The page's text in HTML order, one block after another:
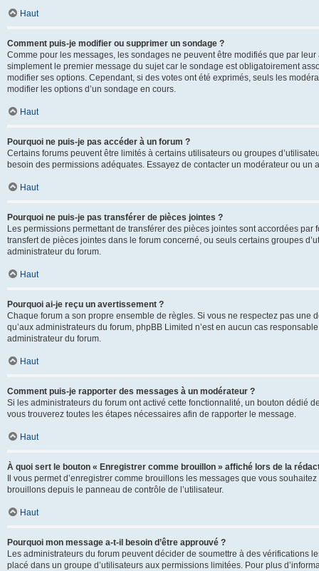
Haut
Comment puis-je modifier ou supprimer un sondage ?
Comme pour les messages, les sondages ne peuvent être modifiés que par
simplement le premier message du sujet car le sondage est obligatoirement
modifier ses options. Cependant, si des votes ont été exprimés, seuls les
modifier les options d’un sondage en cours.
Haut
Pourquoi ne puis-je pas accéder à un forum ?
Certains forums peuvent être limités à certains utilisateurs ou groupes
besoin des permissions adéquates. Essayez de contacter un modérateur ou
Haut
Pourquoi ne puis-je pas transférer de pièces jointes ?
Les permissions permettant de transférer des pièces jointes sont accordées
transfert de pièces jointes dans le forum concerné, ou seuls certains groupes
administrateur du forum.
Haut
Pourquoi ai-je reçu un avertissement ?
Chaque forum a son propre ensemble de règles. Si vous ne respectez pas une
qu’aux administrateurs du forum, phpBB Limited n’est en aucun cas
administrateur du forum.
Haut
Comment puis-je rapporter des messages à un modérateur ?
Si les administrateurs du forum ont activé cette fonctionnalité, un bouton dédié
vous trouverez toutes les étapes nécessaires afin de rapporter le message.
Haut
À quoi sert le bouton « Enregistrer comme brouillon » affiché lors de la
Il vous permet d’enregistrer comme brouillons les messages que vous
brouillons depuis le panneau de contrôle de l’utilisateur.
Haut
Pourquoi mon message a-t-il besoin d’être approuvé ?
Les administrateurs du forum peuvent décider de soumettre à des vérifications
placé dans un groupe d’utilisateurs aux permissions limitées. Pour plus